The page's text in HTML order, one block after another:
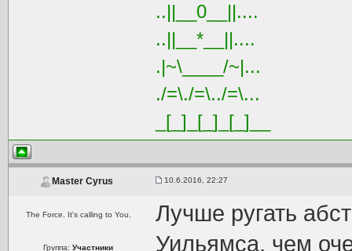
..||__0__||....
..||__*__||....
.|~\____/~|...
./=\./=\../=\...
_[_]_[_]_[_]__
Master Cyrus 10.6.2016, 22:27
The Force. It's calling to You.
Группа:Участники
Лучше ругать
Уильямса, чем